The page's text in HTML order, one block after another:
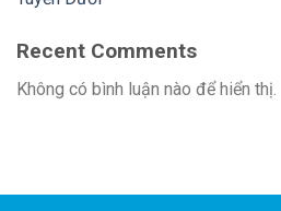
Recent Comments
Không có bình luận nào để hiển thị.